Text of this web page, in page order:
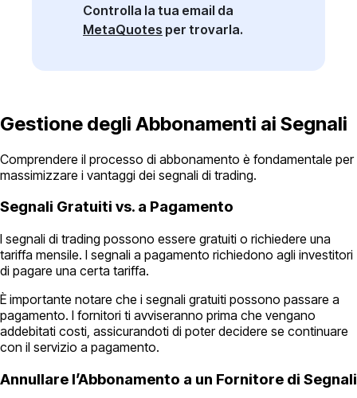
Controlla la tua email da
MetaQuotes per trovarla.
Gestione degli Abbonamenti ai Segnali
Comprendere il processo di abbonamento è fondamentale per
massimizzare i vantaggi dei segnali di trading.
Segnali Gratuiti vs. a Pagamento
I segnali di trading possono essere gratuiti o richiedere una
tariffa mensile. I segnali a pagamento richiedono agli investitori
di pagare una certa tariffa.
È importante notare che i segnali gratuiti possono passare a
pagamento. I fornitori ti avviseranno prima che vengano
addebitati costi, assicurandoti di poter decidere se continuare
con il servizio a pagamento.
Annullare l’Abbonamento a un Fornitore di Segnali